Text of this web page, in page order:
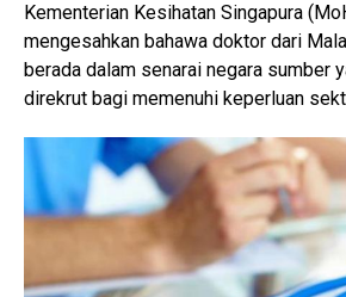
Kementerian Kesihatan Singapura
mengesahkan bahawa doktor dari
berada dalam senarai negara sumber
direkrut bagi memenuhi keperluan